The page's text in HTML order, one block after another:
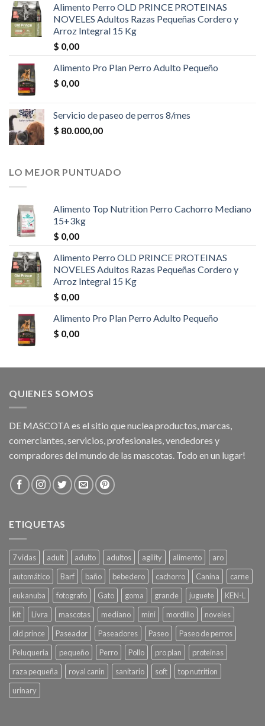
Alimento Perro OLD PRINCE PROTEINAS
NOVELES Adultos Razas Pequeñas Cordero y
Arroz Integral 15 Kg
$ 0,00
Alimento Pro Plan Perro Adulto Pequeño
$ 0,00
Servicio de paseo de perros 8/mes
$ 80.000,00
LO MEJOR PUNTUADO
Alimento Top Nutrition Perro Cachorro Mediano
15+3kg
$ 0,00
Alimento Perro OLD PRINCE PROTEINAS
NOVELES Adultos Razas Pequeñas Cordero y
Arroz Integral 15 Kg
$ 0,00
Alimento Pro Plan Perro Adulto Pequeño
$ 0,00
QUIENES SOMOS
DE MASCOTA es el sitio que nuclea productos, marcas,
comerciantes, servicios, profesionales, vendedores y
compradores del mundo de las mascotas. Todo en un lugar!
ETIQUETAS
7 vidas adult adulto adultos agility alimento
aro
automático
Barf baño bebedero cachorro Canina
carne
eukanuba
fotografo Gato goma grande juguete
KEN-L
kit
Livra mascotas mediano mini mordillo
noveles
old prince
Paseador Paseadores Paseo
Paseo de perros
Peluqueria
pequeño Perro Pollo pro plan
proteinas
raza pequeña
royal canin sanitario soft
top nutrition
urinary